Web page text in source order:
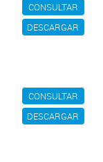
CONSULTAR
DESCARGAR
CONSULTAR
DESCARGAR